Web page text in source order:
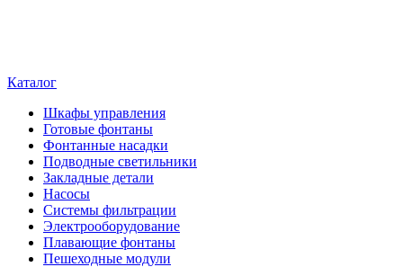
Каталог
Шкафы управления
Готовые фонтаны
Фонтанные насадки
Подводные светильники
Закладные детали
Насосы
Системы фильтрации
Электрооборудование
Плавающие фонтаны
Пешеходные модули